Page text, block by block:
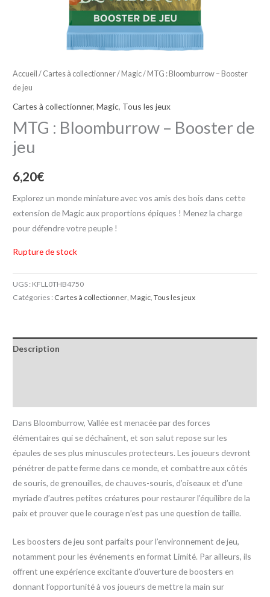
Accueil / Cartes à collectionner/ Magic/ MTG : Bloomburrow – Booster
de jeu
Cartes à collectionner,Magic, Tous les jeux
MTG : Bloomburrow – Booster de
jeu
6,20€
Explorez un monde miniature avec vos amis des bois dans cette
extension de Magic aux proportions épiques ! Menez la charge
pour défendre votre peuple !
Rupture de stock
UGS : KFLL0THB4750
Catégories : Cartes à collectionner ,Magic ,Tous les jeux
Description
Dans Bloomburrow, Vallée est menacée par des forces
élémentaires qui se déchaînent, et son salut repose sur les
épaules de ses plus minuscules protecteurs. Les joueurs devront
pénétrer de patte ferme dans ce monde, et combattre aux côtés
de souris, de grenouilles, de chauves-souris, d’oiseaux et d’une
myriade d’autres petites créatures pour restaurer l’équilibre de la
paix et prouver que le courage n’est pas une question de taille.
Les boosters de jeu sont parfaits pour l’environnement de jeu,
notamment pour les événements en format Limité. Par ailleurs, ils
offrent une expérience excitante d’ouverture de boosters en
donnant l’opportunité à vos joueurs de mettre la main sur